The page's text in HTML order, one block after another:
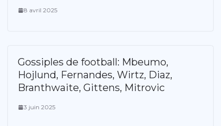
8 avril 2025
Gossiples de football: Mbeumo,
Hojlund, Fernandes, Wirtz, Diaz,
Branthwaite, Gittens, Mitrovic
3 juin 2025